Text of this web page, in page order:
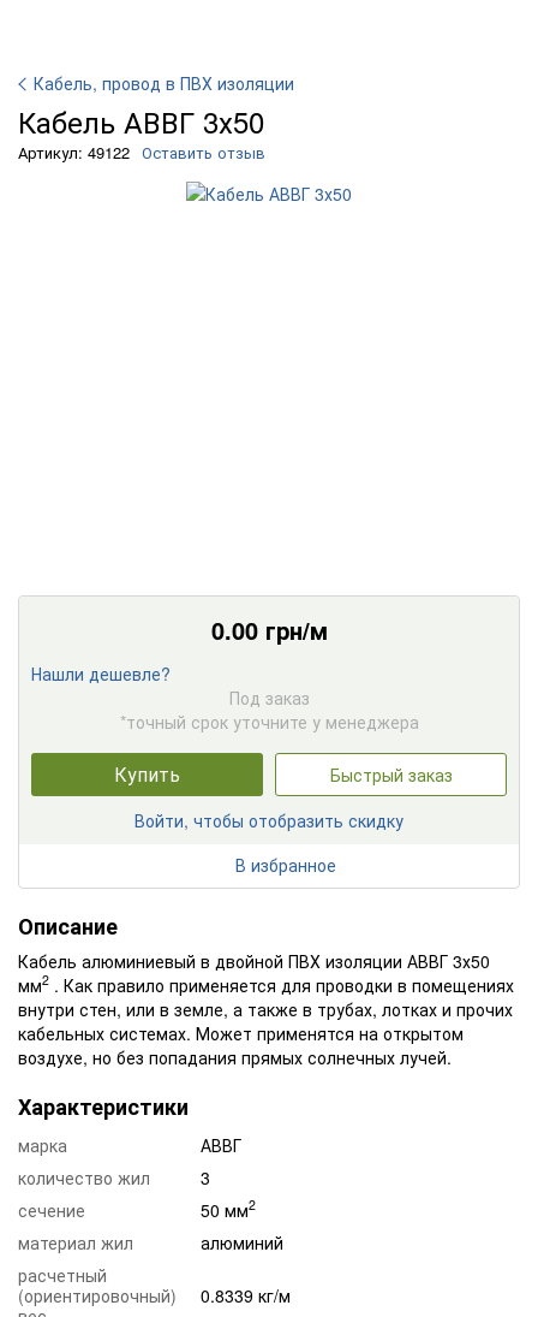
Кабель, провод в ПВХ изоляции
Кабель АВВГ 3х50
Артикул: 49122 Оставить отзыв
0.00грн/м
Нашли дешевле?
Под заказ
*точный срок уточните у менеджера
Купить
Быстрый заказ
Войти, чтобы отобразить скидку
В избранное
Описание
Кабель алюминиевый в двойной ПВХ изоляции АВВГ 3х50
мм2 . Как правило применяется для проводки в помещениях
внутри стен, или в земле, а также в трубах, лотках и прочих
кабельных системах. Может применятся на открытом
воздухе, но без попадания прямых солнечных лучей.
Характеристики
марка
АВВГ
количество жил
3
сечение
50 мм2
материал жил
алюминий
расчетный
(ориентировочный)
0.8339 кг/м